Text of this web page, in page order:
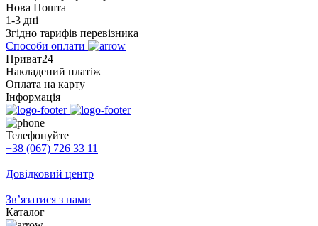
Нова Пошта
1-3 дні
Згідно тарифів перевізника
Способи оплати
Приват24
Накладений платіж
Оплата на карту
Інформація
Телефонуйте
+38 (067) 726 33 11
Довідковий центр
Зв’язатися з нами
Каталог